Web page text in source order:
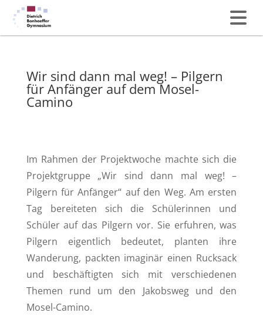
Wir sind dann mal weg! – Pilgern
für Anfänger auf dem Mosel-
Camino
Im Rahmen der Projektwoche machte sich die
Projektgruppe „Wir sind dann mal weg! –
Pilgern für Anfänger“ auf den Weg. Am ersten
Tag bereiteten sich die Schülerinnen und
Schüler auf das Pilgern vor. Sie erfuhren, was
Pilgern eigentlich bedeutet, planten ihre
Wanderung, packten imaginär einen Rucksack
und beschäftigten sich mit verschiedenen
Themen rund um den Jakobsweg und den
Mosel-Camino.